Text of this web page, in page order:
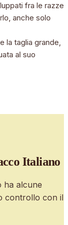
fra le razze
anche solo
la taglia grande,
al suo
Italiano
ha alcune
controllo con il